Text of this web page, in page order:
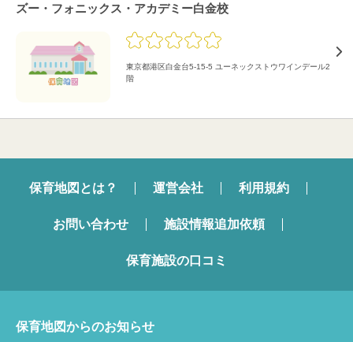
ズー・フォニックス・アカデミー白金校
東京都港区白金台5-15-5 ユーネックストウワインデール2
階
保育地図とは？ 運営会社 利用規約
お問い合わせ 施設情報追加依頼
保育施設の口コミ
保育地図からのお知らせ